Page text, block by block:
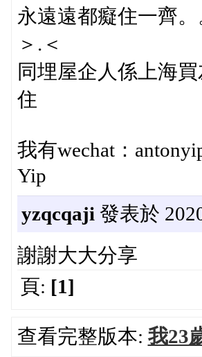
永遠遠都癡住一齊
＞.＜
同埋屋企人係上海
住
我有wechat：
Yip
yzqcqaji 發表於
謝謝大大分享
頁: [1]
查看完整版本: 我23